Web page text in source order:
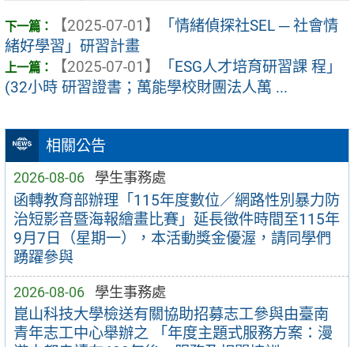
相關公告
2026-08-06 學生事務處
函轉教育部辦理「115年度數位／網路性別暴力防
治短影音暨海報繪畫比賽」延長徵件時間至115年
9月7日（星期一），本活動獎金優渥，請同學們
踴躍參與
2026-08-06 學生事務處
崑山科技大學檢送有關協助招募志工參與由臺南
青年志工中心舉辦之 「年度主題式服務方案：漫
【2025-07-01】
「情緒偵探社SEL ─ 社會情
緒好學習」研習計畫
【2025-07-01】
「ESG人才培育研習課 程」
(32小時 研習證書；萬能學校財團法人萬 ...